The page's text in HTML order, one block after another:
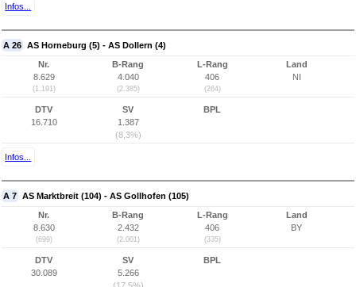
Infos...
A 26 AS Horneburg (5) - AS Dollern (4)
Nr.
8.629
(1.191)
B-Rang
4.040
(2.385)
L-Rang
406
(264)
Land
NI
DTV
16.710
SV
1.387
(8,3%)
BPL
Infos...
A 7 AS Marktbreit (104) - AS Gollhofen (105)
Nr.
8.630
(699)
B-Rang
2.432
(2.001)
L-Rang
406
(335)
Land
BY
DTV
30.089
SV
5.266
BPL